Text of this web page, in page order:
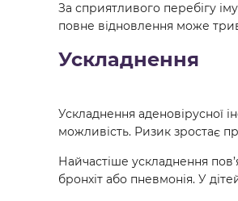
За сприятливого перебігу
повне відновлення може
Ускладнення
Ускладнення аденовірусної
можливість. Ризик зростає
Найчастіше ускладнення
бронхіт або пневмонія. У